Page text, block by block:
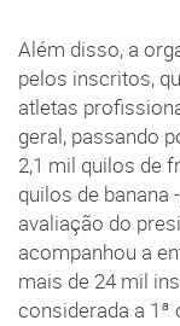
Além disso, a
pelos inscritos,
atletas
geral, passando
2,1 mil quilos de
quilos de banana
avaliação do
acompanhou a
mais de 24 mil
considerada a